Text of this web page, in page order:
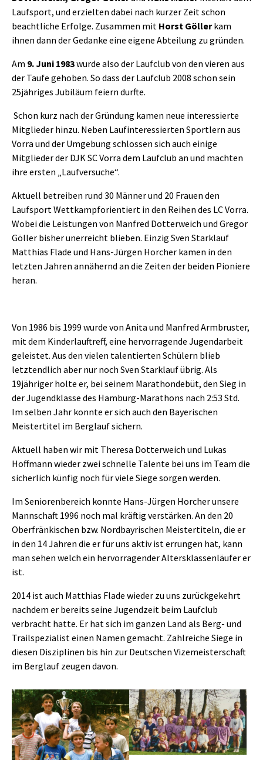
Laufsport, und erzielten dabei nach kurzer Zeit schon
beachtliche Erfolge. Zusammen mit Horst Göllerkam
ihnen dann der Gedanke eine eigene Abteilung zu gründen.
Am 9. Juni 1983wurde also der Laufclub von den vieren aus
der Taufe gehoben. So dass der Laufclub 2008 schon sein
25jähriges Jubiläum feiern durfte.
Schon kurz nach der Gründung kamen neue interessierte
Mitglieder hinzu. Neben Laufinteressierten Sportlern aus
Vorra und der Umgebung schlossen sich auch einige
Mitglieder der DJK SC Vorra dem Laufclub an und machten
ihre ersten „Laufversuche“.
Aktuell betreiben rund 30 Männer und 20 Frauen den
Laufsport Wettkampforientiert in den Reihen des LC Vorra.
Wobei die Leistungen von Manfred Dotterweich und Gregor
Göller bisher unerreicht blieben. Einzig Sven Starklauf
Matthias Flade und Hans-Jürgen Horcher kamen in den
letzten Jahren annähernd an die Zeiten der beiden Pioniere
heran.
Von 1986 bis 1999 wurde von Anita und Manfred Armbruster,
mit dem Kinderlauftreff, eine hervorragende Jugendarbeit
geleistet. Aus den vielen talentierten Schülern blieb
letztendlich aber nur noch Sven Starklauf übrig. Als
19jähriger holte er, bei seinem Marathondebüt, den Sieg in
der Jugendklasse des Hamburg-Marathons nach 2:53 Std.
Im selben Jahr konnte er sich auch den Bayerischen
Meistertitel im Berglauf sichern.
Aktuell haben wir mit Theresa Dotterweich und Lukas
Hoffmann wieder zwei schnelle Talente bei uns im Team die
sicherlich künfig noch für viele Siege sorgen werden.
Im Seniorenbereich konnte Hans-Jürgen Horcher unsere
Mannschaft 1996 noch mal kräftig verstärken. An den 20
Oberfränkischen bzw. Nordbayrischen Meistertiteln, die er
in den 14 Jahren die er für uns aktiv ist errungen hat, kann
man sehen welch ein hervorragender Altersklassenläufer er
ist.
2014 ist auch Matthias Flade wieder zu uns zurückgekehrt
nachdem er bereits seine Jugendzeit beim Laufclub
verbracht hatte. Er hat sich im ganzen Land als Berg- und
Trailspezialist einen Namen gemacht. Zahlreiche Siege in
diesen Disziplinen bis hin zur Deutschen Vizemeisterschaft
im Berglauf zeugen davon.
Show larger version Show larger version